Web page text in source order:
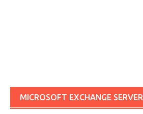
MICROSOFT EXCHANGE SERVER